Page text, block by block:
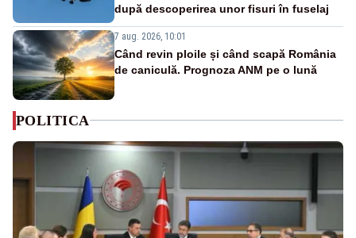
după descoperirea unor fisuri în fuselaj
7 aug. 2026, 10:01
Când revin ploile și când scapă România
de caniculă. Prognoza ANM pe o lună
POLITICA